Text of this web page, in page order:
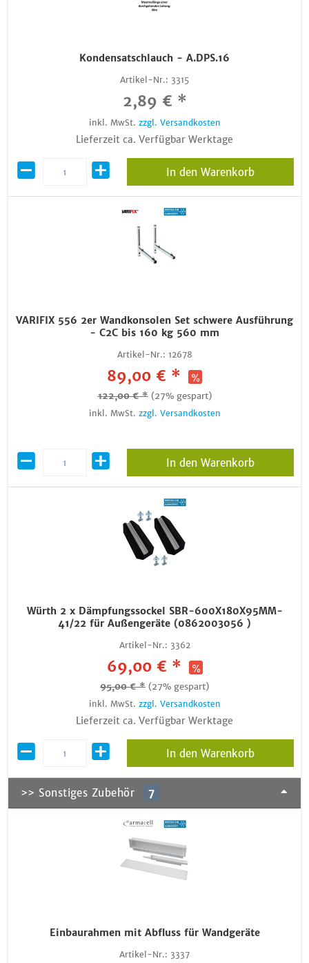
Kondensatschlauch - A.DPS.16
Artikel-Nr.: 3315
2,89 € *
inkl. MwSt. zzgl. Versandkosten
Lieferzeit ca. Verfügbar Werktage
In den Warenkorb
VARIFIX 556 2er Wandkonsolen Set schwere Ausführung
- C2C bis 160 kg 560 mm
Artikel-Nr.: 12678
89,00 € *
122,00 € * (27% gespart)
inkl. MwSt. zzgl. Versandkosten
In den Warenkorb
Würth 2 x Dämpfungssockel SBR-600X180X95MM-
41/22 für Außengeräte (0862003056 )
Artikel-Nr.: 3362
69,00 € *
95,00 € * (27% gespart)
inkl. MwSt. zzgl. Versandkosten
Lieferzeit ca. Verfügbar Werktage
In den Warenkorb
>> Sonstiges Zubehör 7
Einbaurahmen mit Abfluss für Wandgeräte
Artikel-Nr.: 3337